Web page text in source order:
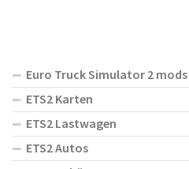
Euro Truck Simulator 2 mods
ETS2 Karten
ETS2 Lastwagen
ETS2 Autos